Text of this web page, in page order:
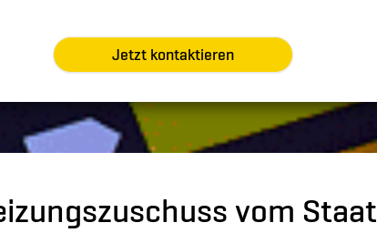
Jetzt kontaktieren
vom Staat